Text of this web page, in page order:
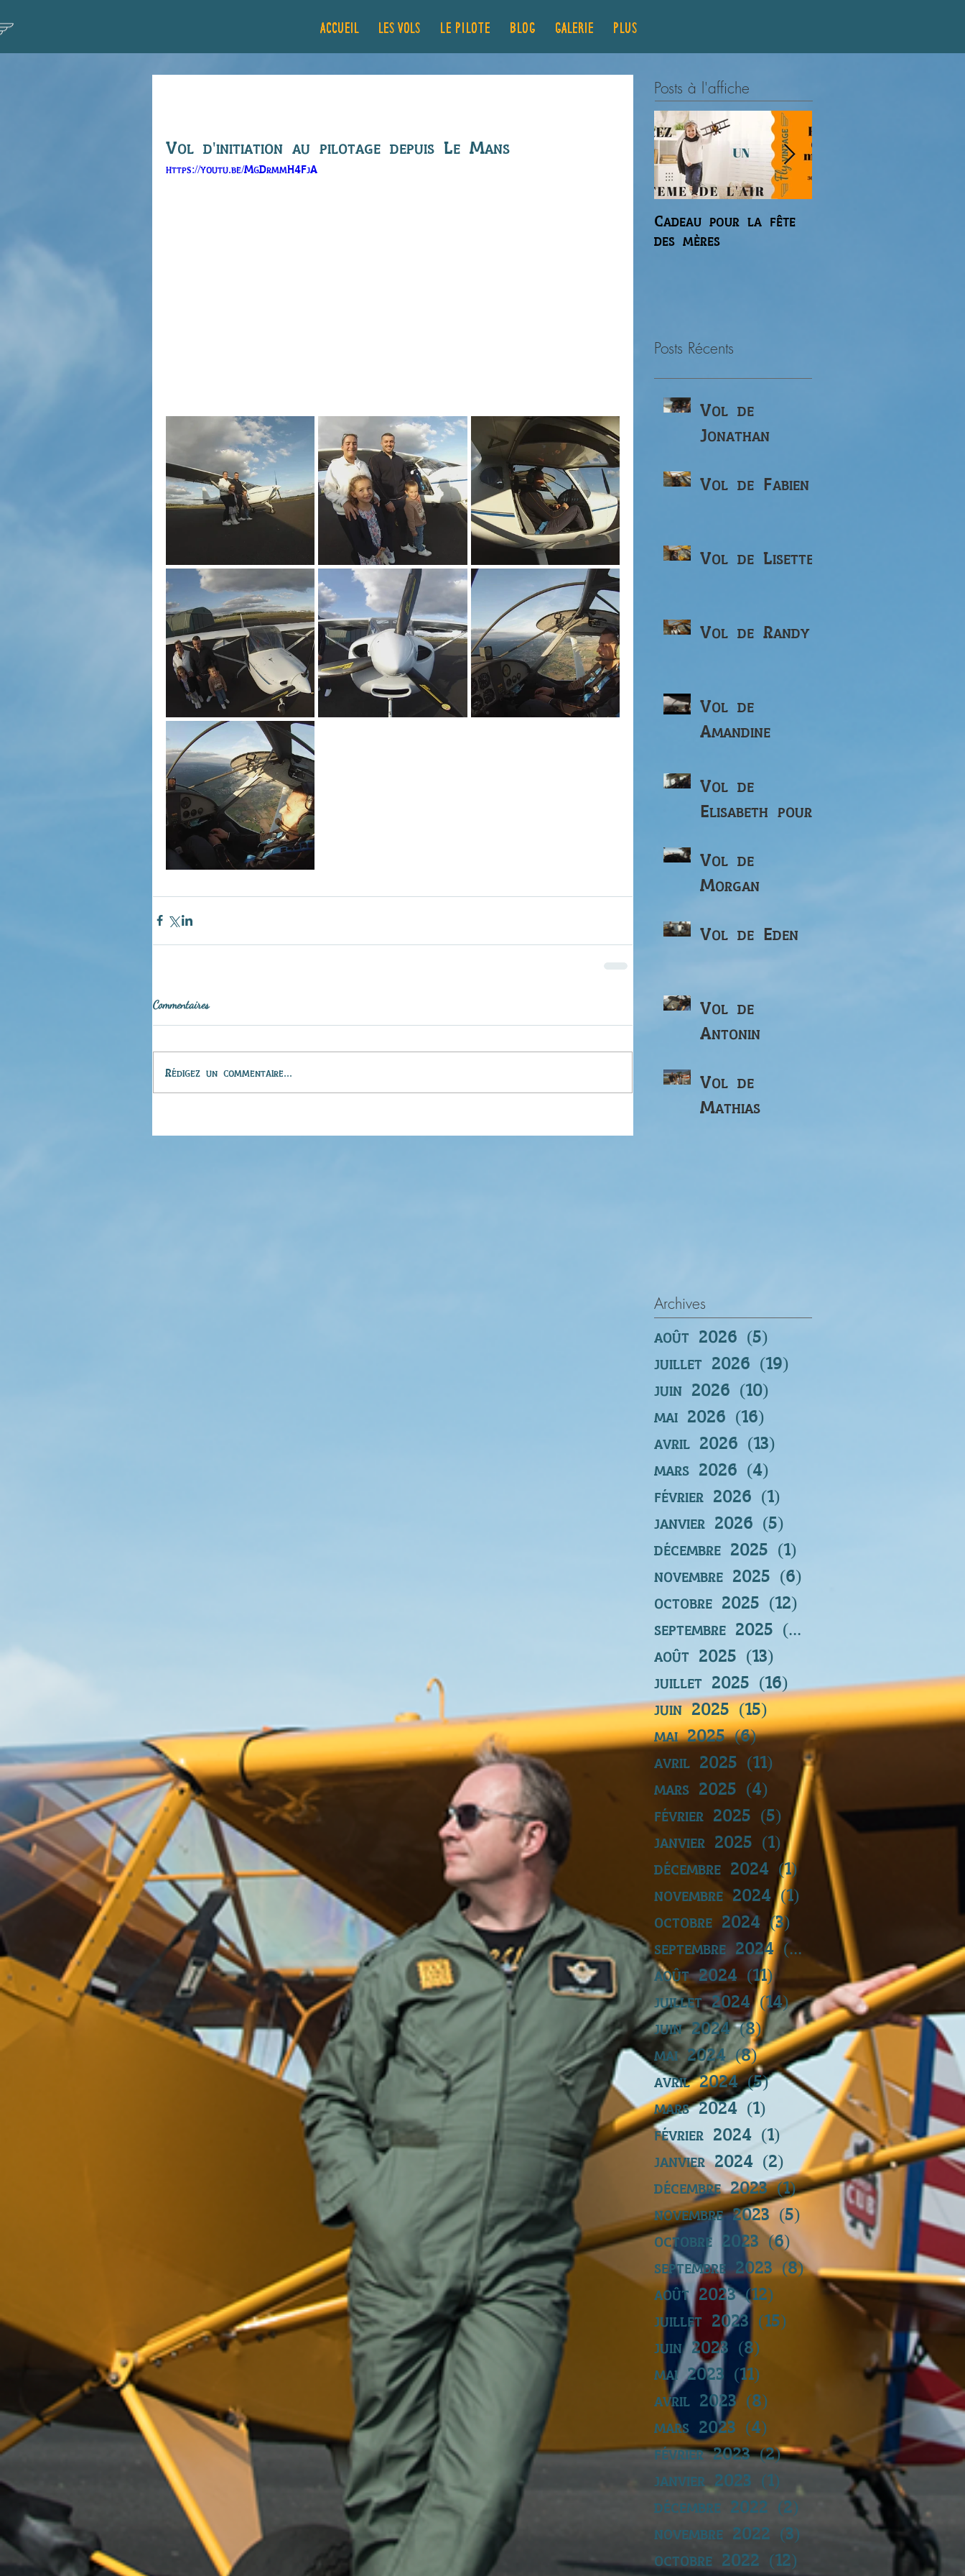
ACCUEIL LES VOLS Le pilote Blog GALERIE Plus...
Vol d'initiation au pilotage depuis Le Mans
https://youtu.be/MgDrmmH4FjA
Commentaires
Rédigez un commentaire...
Posts à l'affiche
Cadeau pour la fête
des mères
Posts Récents
Vol de
Jonathan
Vol de Fabien
Vol de Lisette
Vol de Randy
Vol de
Amandine
Vol de
Elisabeth pour
Vol de
Morgan
Vol de Eden
Vol de
Antonin
Vol de
Mathias
Archives
août 2026 (5)
juillet 2026 (19)
juin 2026 (10)
mai 2026 (16)
avril 2026 (13)
mars 2026 (4)
février 2026 (1)
janvier 2026 (5)
décembre 2025 (1)
novembre 2025 (6)
octobre 2025 (12)
septembre 2025 (12)
août 2025 (13)
juillet 2025 (16) 16 posts
juin 2025 (15)15 posts
mai 2025 (6)6 posts
avril 2025 (11) 11 posts
mars 2025 (4) 4 posts
février 2025 (5) 5 posts
janvier 2025 (1) 1 post
décembre 2024 (1)1 post
novembre 2024 (1) 1 post
octobre 2024 (3) 3 posts
septembre 2024 (11)
11 posts
août 2024 (11)11 posts
juillet 2024 (14)14 posts
juin 2024 (8)8 posts
mai 2024 (8)8 posts
avril 2024 (5)5 posts
mars 2024 (1) 1 post
février 2024 (1) 1 post
janvier 2024 (2) 2 posts
décembre 2023 (1)1 post
novembre 2023 (5) 5 posts
octobre 2023 (6) 6 posts
septembre 2023 (8)8 posts
août 2023 (12) 12 posts
juillet 2023 (15)
juin 2023 (8)
mai 2023 (11)
avril 2023 (8)
mars 2023 (4)
février 2023 (2)2 posts
janvier 2023 (1)
décembre 2022 (2) 2 posts
novembre 2022 (3)
octobre 2022 (12)